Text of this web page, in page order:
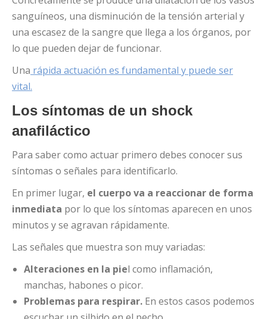
sanguíneos, una disminución de la tensión arterial y
una escasez de la sangre que llega a los órganos, por
lo que pueden dejar de funcionar.
Una rápida actuación es fundamental y puede ser
vital.
Los síntomas de un shock
anafiláctico
Para saber como actuar primero debes conocer sus
síntomas o señales para identificarlo.
En primer lugar, el cuerpo va a reaccionar de forma
inmediata por lo que los síntomas aparecen en unos
minutos y se agravan rápidamente.
Las señales que muestra son muy variadas:
Alteraciones en la piel como inflamación,
manchas, habones o picor.
Problemas para respirar. En estos casos podemos